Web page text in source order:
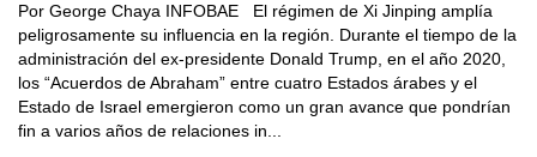
Por George Chaya INFOBAE El régimen de Xi Jinping amplía
peligrosamente su influencia en la región. Durante el tiempo de la
administración del ex-presidente Donald Trump, en el año 2020,
los “Acuerdos de Abraham” entre cuatro Estados árabes y el
Estado de Israel emergieron como un gran avance que pondrían
fin a varios años de relaciones in...